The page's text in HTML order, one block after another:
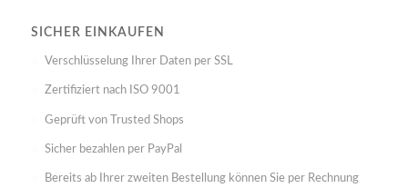
SICHER EINKAUFEN
Verschlüsselung Ihrer Daten per SSL
Zertifiziert nach ISO 9001
Geprüft von Trusted Shops
Sicher bezahlen per PayPal
Bereits ab Ihrer zweiten Bestellung können Sie per Rechnung